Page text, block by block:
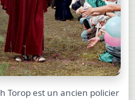
Torop est un ancien policier